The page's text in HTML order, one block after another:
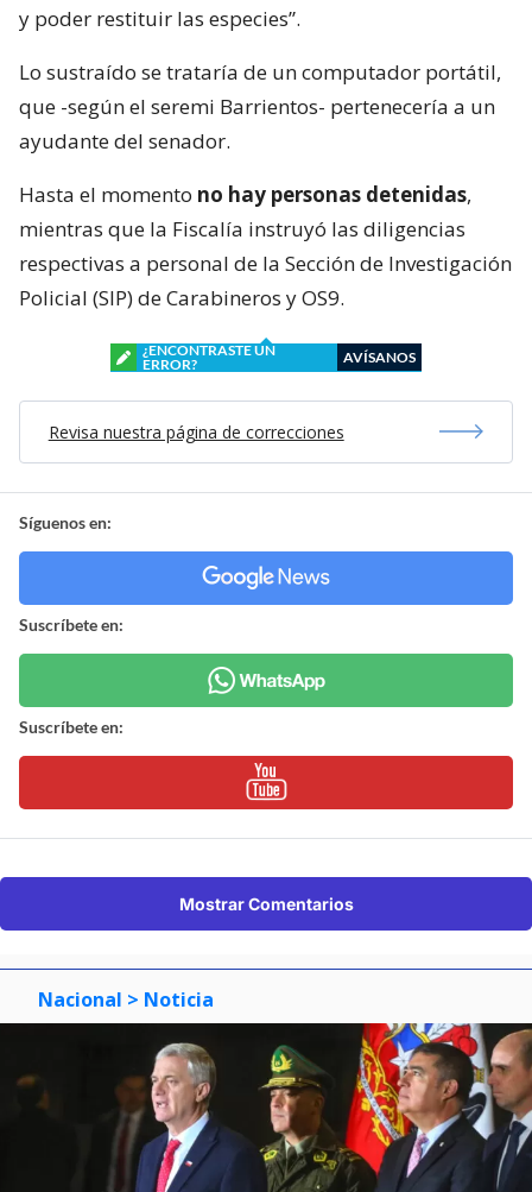
y poder restituir las especies”.
Lo sustraído se trataría de un computador portátil,
que -según el seremi Barrientos- pertenecería a un
ayudante del senador.
Hasta el momento no hay personas detenidas,
mientras que la Fiscalía instruyó las diligencias
respectivas a personal de la Sección de Investigación
Policial (SIP) de Carabineros y OS9.
¿ENCONTRASTE UN
ERROR?
AVÍSANOS
Revisa nuestra página de correcciones
Síguenos en:
Suscríbete en:
Suscríbete en:
Mostrar Comentarios
Nacional > Noticia